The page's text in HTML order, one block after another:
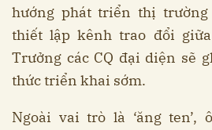
hướng phát triển thị
thiết lập kênh trao đổi
Trưởng các CQ đại diện sẽ
thức triển khai sớm.
Ngoài vai trò là ‘ăng ten’,